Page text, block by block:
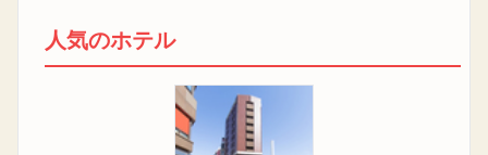
人気のホテル